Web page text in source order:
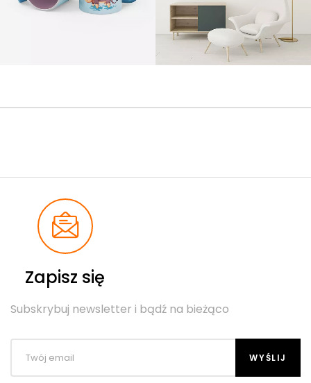
Zapisz się
Subskrybuj newsletter i bądź na bieżąco